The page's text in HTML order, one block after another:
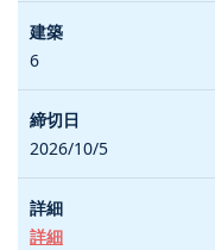
6
2026/10/5
詳細